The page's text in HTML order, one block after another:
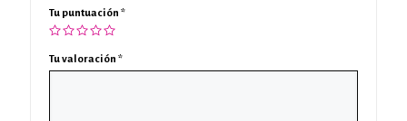
Tu puntuación *
Tu valoración *